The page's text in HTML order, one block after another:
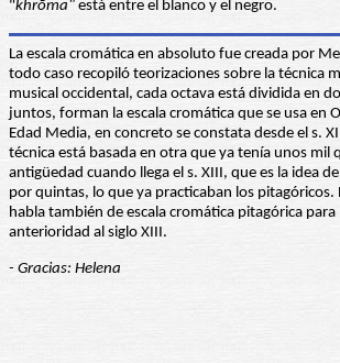
"khrōma" está entre el blanco y el negro.
La escala cromática en absoluto fue creada por
todo caso recopiló teorizaciones sobre la técnica
musical occidental, cada octava está dividida en
juntos, forman la escala cromática que se usa en
Edad Media, en concreto se constata desde el s.
técnica está basada en otra que ya tenía unos mil
antigüedad cuando llega el s. XIII, que es la idea
por quintas, lo que ya practicaban los pitagóricos.
habla también de escala cromática pitagórica para
anterioridad al siglo XIII.
- Gracias: Helena